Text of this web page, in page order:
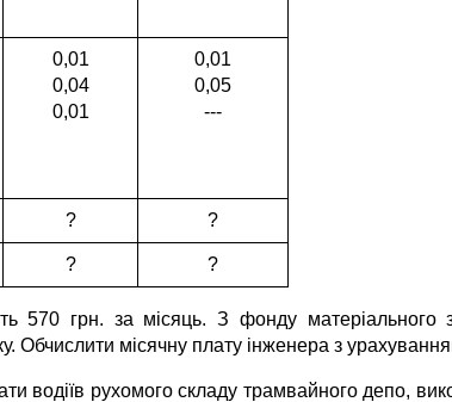
0,01
0,04
0,01
0,01
0,05
---
? ?
? ?
570 грн. за місяць. З фонду матеріального
Обчислити місячну плату інженера з
водіїв рухомого складу трамвайного депо,